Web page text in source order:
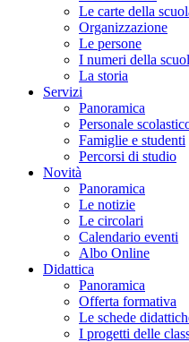
Le carte della
Organizzazione
Le persone
I numeri della
La storia
Servizi
Panoramica
Personale
Famiglie e studenti
Percorsi di studio
Novità
Panoramica
Le notizie
Le circolari
Calendario eventi
Albo Online
Didattica
Panoramica
Offerta formativa
Le schede
I progetti delle